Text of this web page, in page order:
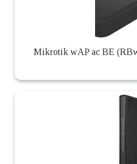
Mikrotik wAP ac BE